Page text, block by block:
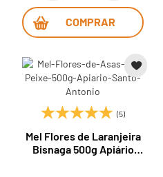
COMPRAR
(5)
Mel Flores de Laranjeira
Bisnaga 500g Apiário